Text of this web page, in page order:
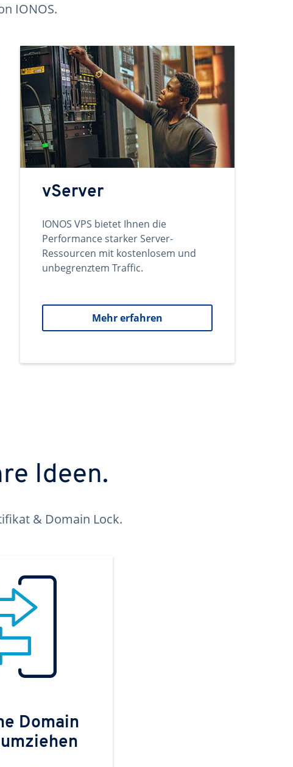
IONOS.
vServer
IONOS VPS bietet Ihnen die
Performance starker Server-
Ressourcen mit kostenlosem und
unbegrenztem Traffic.
Mehr erfahren
Ideen.
& Domain Lock.
Domain